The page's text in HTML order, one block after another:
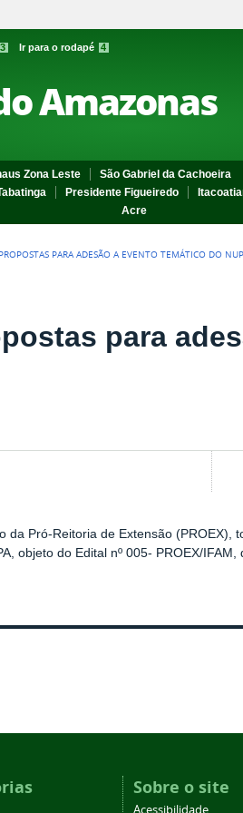
3 Ir para o rodapé 4
Amazonas
Zona Leste São Gabriel da Cachoeira
Presidente Figueiredo
Acre
PARA ADESÃO A EVENTO TEMÁTICO DO
para
da Pró-Reitoria de Extensão (PROEX),
objeto do Edital nº 005- PROEX/IFAM,
Sobre o site